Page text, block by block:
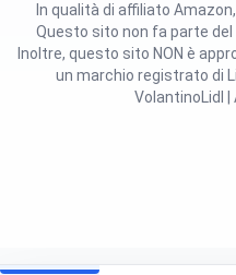
Questo sito non fa parte del
Inoltre, questo sito NON è
un marchio registrato di
VolantinoLidl |
In qualità di affiliato